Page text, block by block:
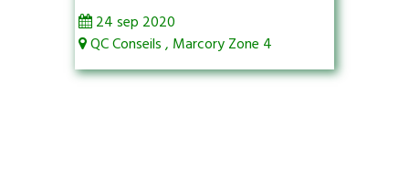
24 sep 2020
QC Conseils , Marcory Zone 4